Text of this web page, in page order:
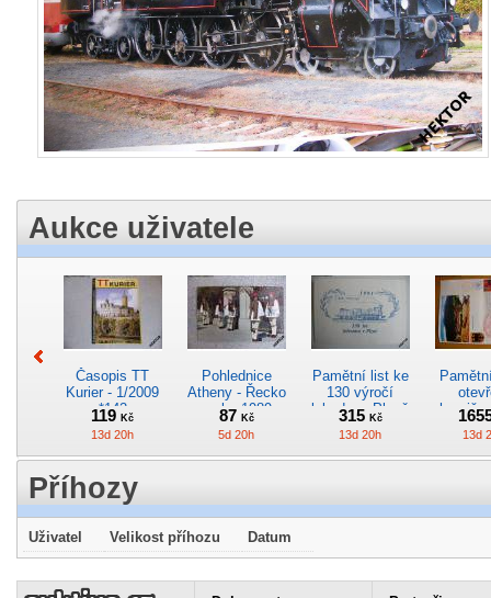
Aukce uživatele
Časopis TT
Kurier - 1/2009
*142
119Kč
13d 20h
Pohlednice
Atheny - Řecko
z roku 1989.
Nová nepoužitá
*5019
87 Kč
5d 20h
Pamětní list ke
130 výročí
lokodepa Plzeň
*2963
315 Kč
13d 20h 13d
Pohlednice
elektrického
Pohlednice
kreslená -
Pohlednice
motorového
Příhozy
Uživatel Velikost příhozu Datum